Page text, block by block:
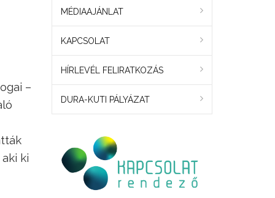
–
ki
MÉDIAAJÁNLAT
KAPCSOLAT
HÍRLEVÉL FELIRATKOZÁS
DURA-KUTI PÁLYÁZAT